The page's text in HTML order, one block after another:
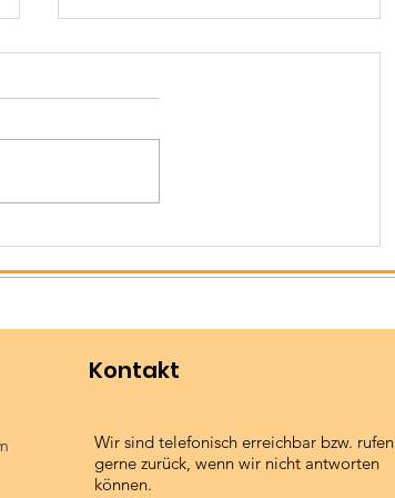
Sommerlicher
Saisonsabschluss
Kontakt
Wir sind telefonisch erreichbar bzw. rufen
gerne zurück, wenn wir nicht antworten
können.